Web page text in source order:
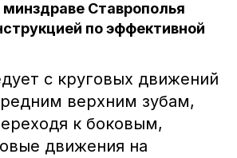
минздраве Ставрополья
по эффективной
с круговых движений
верхним зубам,
к боковым,
движения на